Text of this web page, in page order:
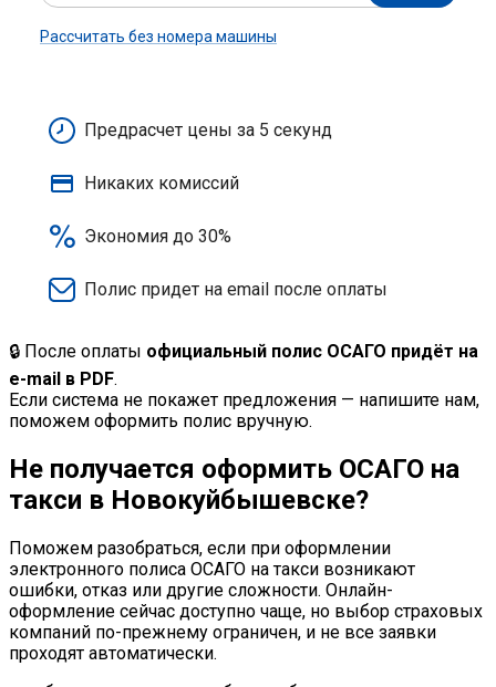
🔒 После оплаты официальный полис ОСАГО придёт на
e-mail в PDF.
Если система не покажет предложения — напишите нам,
поможем оформить полис вручную.
Не получается оформить ОСАГО на
такси в Новокуйбышевске?
Поможем разобраться, если при оформлении
электронного полиса ОСАГО на такси возникают
ошибки, отказ или другие сложности. Онлайн-
оформление сейчас доступно чаще, но выбор страховых
компаний по-прежнему ограничен, и не все заявки
проходят автоматически.